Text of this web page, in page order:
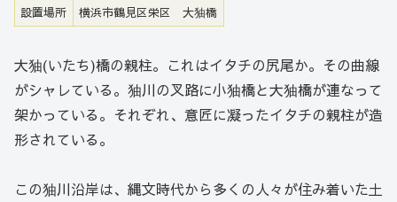
設置場所
横浜市鶴見区栄区 大㹨橋
大㹨(いたち)橋の親柱。これはイタチの尻尾か。その曲線
がシャレている。㹨川の叉路に小㹨橋と大㹨橋が連なって
架かっている。それぞれ、意匠に凝ったイタチの親柱が造
形されている。
この㹨川沿岸は、縄文時代から多くの人々が住み着いた土